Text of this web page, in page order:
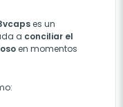
es un
a conciliar el
en momentos